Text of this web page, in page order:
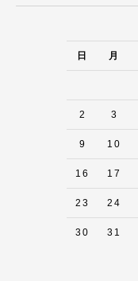
日 月
2 3
9 10
16 17
23 24
30 31